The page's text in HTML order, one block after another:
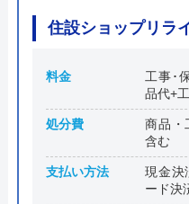
住設ショップリラ
料金
工事･
品代+
処分費
商品・
含む
支払い方法
現金決
ード決